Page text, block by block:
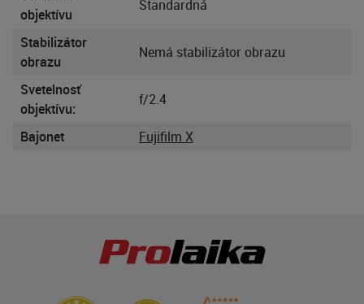
objektívu
Štandardná
Stabilizátor
obrazu
Nemá stabilizátor obrazu
Svetelnosť
objektívu:
f/2.4
Bajonet Fujifilm X